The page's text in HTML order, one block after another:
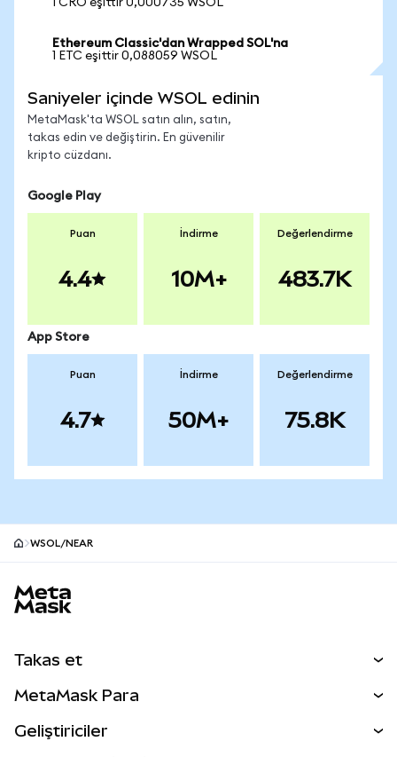
1 CRO eşittir 0,000735 WSOL
Ethereum Classic'dan Wrapped SOL'na
1 ETC eşittir 0,088059 WSOL
Saniyeler içinde WSOL edinin
MetaMask'ta WSOL satın alın, satın,
takas edin ve değiştirin. En güvenilir
kripto cüzdanı.
Google Play
Puan
4.4
İndirme
10M+
Değerlendirme
483.7K
App Store
Puan
4.7
İndirme
50M+
Değerlendirme
75.8K
WSOL/NEAR
Takas et
Perps
MetaMask Para
Geliştiriciler